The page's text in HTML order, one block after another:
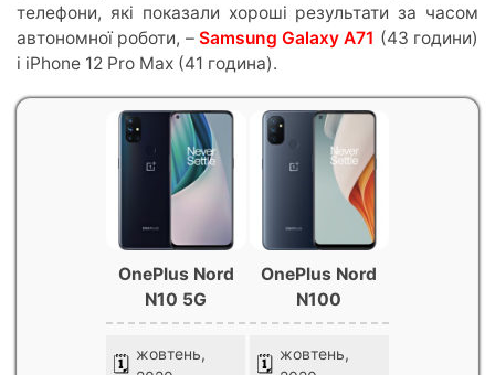
телефони, які показали хороші результати за часом
автономної роботи, – Samsung Galaxy A71 (43 години)
і iPhone 12 Pro Max (41 година).
OnePlus Nord
N10 5G
🗓 жовтень,
OnePlus Nord
N100
🗓 жовтень,